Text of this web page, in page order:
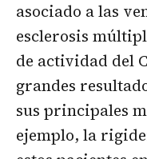
asociado a las
esclerosis
de actividad del
grandes
sus principales
ejemplo, la